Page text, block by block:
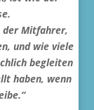
der Mitfahrer,
und wie viele
begleiten
haben, wenn